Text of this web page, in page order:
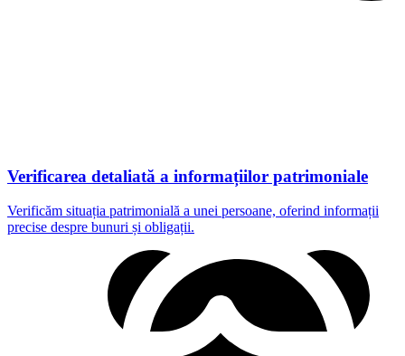
Verificarea detaliată a informațiilor patrimoniale
Verificăm situația patrimonială a unei persoane, oferind informații
precise despre bunuri și obligații.